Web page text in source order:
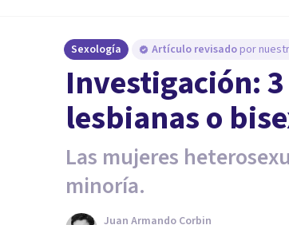
Sexología Artículo revisado por
Investigación:
lesbianas o
Las mujeres
minoría.
Juan Armando Corbin